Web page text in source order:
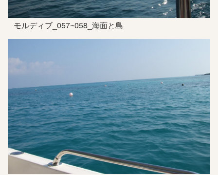
モルディブ_057~058_海面と島